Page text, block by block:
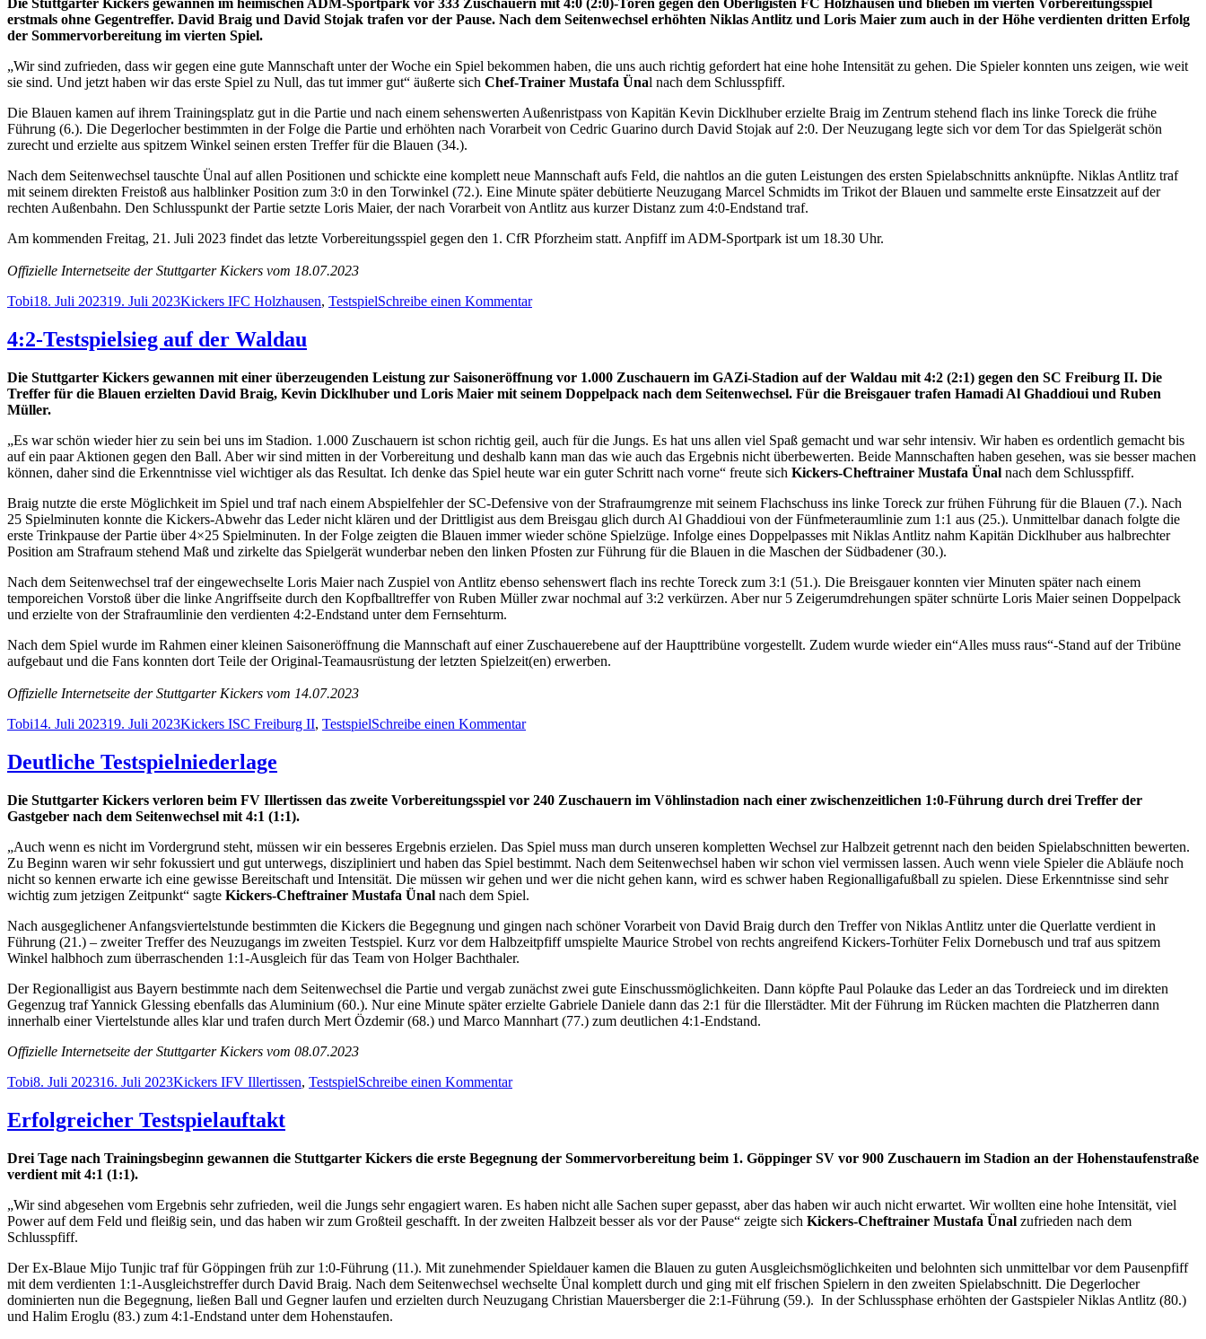
Die Stuttgarter Kickers gewannen im heimischen ADM-Sportpark vor 333 Zuschauern mit 4:0 (2:0)-Toren gegen den Oberligisten FC Holzhausen und blieben im vierten Vorbereitungsspiel
erstmals ohne Gegentreffer. David Braig und David Stojak trafen vor der Pause. Nach dem Seitenwechsel erhöhten Niklas Antlitz und Loris Maier zum auch in der Höhe verdienten dritten Erfolg
der Sommervorbereitung im vierten Spiel.
„Wir sind zufrieden, dass wir gegen eine gute Mannschaft unter der Woche ein Spiel bekommen haben, die uns auch richtig gefordert hat eine hohe Intensität zu gehen. Die Spieler konnten uns zeigen, wie weit
sie sind. Und jetzt haben wir das erste Spiel zu Null, das tut immer gut“ äußerte sich Chef-Trainer Mustafa Ünal nach dem Schlusspfiff.
Die Blauen kamen auf ihrem Trainingsplatz gut in die Partie und nach einem sehenswerten Außenristpass von Kapitän Kevin Dicklhuber erzielte Braig im Zentrum stehend flach ins linke Toreck die frühe
Führung (6.). Die Degerlocher bestimmten in der Folge die Partie und erhöhten nach Vorarbeit von Cedric Guarino durch David Stojak auf 2:0. Der Neuzugang legte sich vor dem Tor das Spielgerät schön
zurecht und erzielte aus spitzem Winkel seinen ersten Treffer für die Blauen (34.).
Nach dem Seitenwechsel tauschte Ünal auf allen Positionen und schickte eine komplett neue Mannschaft aufs Feld, die nahtlos an die guten Leistungen des ersten Spielabschnitts anknüpfte. Niklas Antlitz traf
mit seinem direkten Freistoß aus halblinker Position zum 3:0 in den Torwinkel (72.). Eine Minute später debütierte Neuzugang Marcel Schmidts im Trikot der Blauen und sammelte erste Einsatzzeit auf der
rechten Außenbahn. Den Schlusspunkt der Partie setzte Loris Maier, der nach Vorarbeit von Antlitz aus kurzer Distanz zum 4:0-Endstand traf.
Am kommenden Freitag, 21. Juli 2023 findet das letzte Vorbereitungsspiel gegen den 1. CfR Pforzheim statt. Anpfiff im ADM-Sportpark ist um 18.30 Uhr.
Offizielle Internetseite der Stuttgarter Kickers vom 18.07.2023
Autor
TobiVeröffentlicht
18. Juli 202319. Juli 2023Kategorien
Kickers ISchlagwörter
FC Holzhausen, TestspielSchreibe einen Kommentarzu
Sportpark
4:2-Testspielsieg auf der Waldau
Die Stuttgarter Kickers gewannen mit einer überzeugenden Leistung zur Saisoneröffnung vor 1.000 Zuschauern im GAZi-Stadion auf der Waldau mit 4:2 (2:1) gegen den SC Freiburg II. Die
Treffer für die Blauen erzielten David Braig, Kevin Dicklhuber und Loris Maier mit seinem Doppelpack nach dem Seitenwechsel. Für die Breisgauer trafen Hamadi Al Ghaddioui und Ruben
Müller.
„Es war schön wieder hier zu sein bei uns im Stadion. 1.000 Zuschauern ist schon richtig geil, auch für die Jungs. Es hat uns allen viel Spaß gemacht und war sehr intensiv. Wir haben es ordentlich gemacht bis
auf ein paar Aktionen gegen den Ball. Aber wir sind mitten in der Vorbereitung und deshalb kann man das wie auch das Ergebnis nicht überbewerten. Beide Mannschaften haben gesehen, was sie besser machen
können, daher sind die Erkenntnisse viel wichtiger als das Resultat. Ich denke das Spiel heute war ein guter Schritt nach vorne“ freute sich Kickers-Cheftrainer Mustafa Ünal nach dem Schlusspfiff.
Braig nutzte die erste Möglichkeit im Spiel und traf nach einem Abspielfehler der SC-Defensive von der Strafraumgrenze mit seinem Flachschuss ins linke Toreck zur frühen Führung für die Blauen (7.). Nach
25 Spielminuten konnte die Kickers-Abwehr das Leder nicht klären und der Drittligist aus dem Breisgau glich durch Al Ghaddioui von der Fünfmeteraumlinie zum 1:1 aus (25.). Unmittelbar danach folgte die
erste Trinkpause der Partie über 4×25 Spielminuten. In der Folge zeigten die Blauen immer wieder schöne Spielzüge. Infolge eines Doppelpasses mit Niklas Antlitz nahm Kapitän Dicklhuber aus halbrechter
Position am Strafraum stehend Maß und zirkelte das Spielgerät wunderbar neben den linken Pfosten zur Führung für die Blauen in die Maschen der Südbadener (30.).
Nach dem Seitenwechsel traf der eingewechselte Loris Maier nach Zuspiel von Antlitz ebenso sehenswert flach ins rechte Toreck zum 3:1 (51.). Die Breisgauer konnten vier Minuten später nach einem
temporeichen Vorstoß über die linke Angriffseite durch den Kopfballtreffer von Ruben Müller zwar nochmal auf 3:2 verkürzen. Aber nur 5 Zeigerumdrehungen später schnürte Loris Maier seinen Doppelpack
und erzielte von der Strafraumlinie den verdienten 4:2-Endstand unter dem Fernsehturm.
Nach dem Spiel wurde im Rahmen einer kleinen Saisoneröffnung die Mannschaft auf einer Zuschauerebene auf der Haupttribüne vorgestellt. Zudem wurde wieder ein“Alles muss raus“-Stand auf der Tribüne
aufgebaut und die Fans konnten dort Teile der Original-Teamausrüstung der letzten Spielzeit(en) erwerben.
Offizielle Internetseite der Stuttgarter Kickers vom 14.07.2023
Autor
TobiVeröffentlicht
14. Juli 202319. Juli 2023Kategorien
Kickers ISchlagwörter
SC Freiburg II, TestspielSchreibe einen Kommentarzu
Waldau
Deutliche Testspielniederlage
Die Stuttgarter Kickers verloren beim FV Illertissen das zweite Vorbereitungsspiel vor 240 Zuschauern im Vöhlinstadion nach einer zwischenzeitlichen 1:0-Führung durch drei Treffer der
Gastgeber nach dem Seitenwechsel mit 4:1 (1:1).
„Auch wenn es nicht im Vordergrund steht, müssen wir ein besseres Ergebnis erzielen. Das Spiel muss man durch unseren kompletten Wechsel zur Halbzeit getrennt nach den beiden Spielabschnitten bewerten.
Zu Beginn waren wir sehr fokussiert und gut unterwegs, diszipliniert und haben das Spiel bestimmt. Nach dem Seitenwechsel haben wir schon viel vermissen lassen. Auch wenn viele Spieler die Abläufe noch
nicht so kennen erwarte ich eine gewisse Bereitschaft und Intensität. Die müssen wir gehen und wer die nicht gehen kann, wird es schwer haben Regionalligafußball zu spielen. Diese Erkenntnisse sind sehr
wichtig zum jetzigen Zeitpunkt“ sagte Kickers-Cheftrainer Mustafa Ünal nach dem Spiel.
Nach ausgeglichener Anfangsviertelstunde bestimmten die Kickers die Begegnung und gingen nach schöner Vorarbeit von David Braig durch den Treffer von Niklas Antlitz unter die Querlatte verdient in
Führung (21.) – zweiter Treffer des Neuzugangs im zweiten Testspiel. Kurz vor dem Halbzeitpfiff umspielte Maurice Strobel von rechts angreifend Kickers-Torhüter Felix Dornebusch und traf aus spitzem
Winkel halbhoch zum überraschenden 1:1-Ausgleich für das Team von Holger Bachthaler.
Der Regionalligist aus Bayern bestimmte nach dem Seitenwechsel die Partie und vergab zunächst zwei gute Einschussmöglichkeiten. Dann köpfte Paul Polauke das Leder an das Tordreieck und im direkten
Gegenzug traf Yannick Glessing ebenfalls das Aluminium (60.). Nur eine Minute später erzielte Gabriele Daniele dann das 2:1 für die Illerstädter. Mit der Führung im Rücken machten die Platzherren dann
innerhalb einer Viertelstunde alles klar und trafen durch Mert Özdemir (68.) und Marco Mannhart (77.) zum deutlichen 4:1-Endstand.
Offizielle Internetseite der Stuttgarter Kickers vom 08.07.2023
Autor
TobiVeröffentlicht
8. Juli 202316. Juli 2023Kategorien
Kickers ISchlagwörter
FV Illertissen, TestspielSchreibe einen Kommentarzu
Erfolgreicher Testspielauftakt
Drei Tage nach Trainingsbeginn gewannen die Stuttgarter Kickers die erste Begegnung der Sommervorbereitung beim 1. Göppinger SV vor 900 Zuschauern im Stadion an der Hohenstaufenstraße
verdient mit 4:1 (1:1).
„Wir sind abgesehen vom Ergebnis sehr zufrieden, weil die Jungs sehr engagiert waren. Es haben nicht alle Sachen super gepasst, aber das haben wir auch nicht erwartet. Wir wollten eine hohe Intensität, viel
Power auf dem Feld und fleißig sein, und das haben wir zum Großteil geschafft. In der zweiten Halbzeit besser als vor der Pause“ zeigte sich Kickers-Cheftrainer Mustafa Ünal zufrieden nach dem
Schlusspfiff.
Der Ex-Blaue Mijo Tunjic traf für Göppingen früh zur 1:0-Führung (11.). Mit zunehmender Spieldauer kamen die Blauen zu guten Ausgleichsmöglichkeiten und belohnten sich unmittelbar vor dem Pausenpfiff
mit dem verdienten 1:1-Ausgleichstreffer durch David Braig. Nach dem Seitenwechsel wechselte Ünal komplett durch und ging mit elf frischen Spielern in den zweiten Spielabschnitt. Die Degerlocher
dominierten nun die Begegnung, ließen Ball und Gegner laufen und erzielten durch Neuzugang Christian Mauersberger die 2:1-Führung (59.). In der Schlussphase erhöhten der Gastspieler Niklas Antlitz (80.)
und Halim Eroglu (83.) zum 4:1-Endstand unter dem Hohenstaufen.